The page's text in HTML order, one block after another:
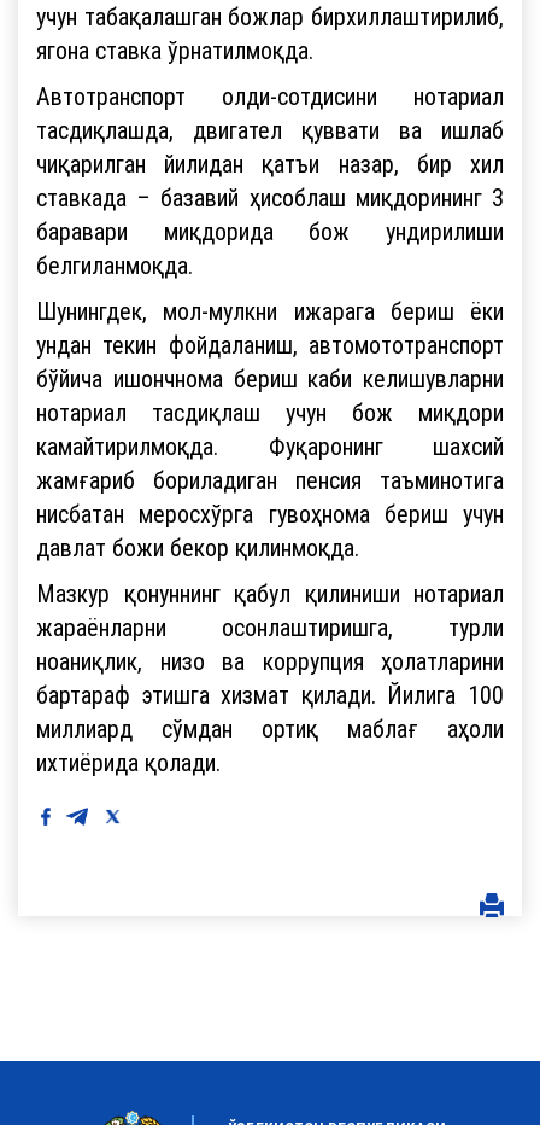
учун табақалашган божлар бирхиллаштирилиб,
ягона ставка ўрнатилмоқда.
Автотранспорт олди-сотдисини нотариал
тасдиқлашда, двигател қуввати ва ишлаб
чиқарилган йилидан қатъи назар, бир хил
ставкада – базавий ҳисоблаш миқдорининг 3
баравари миқдорида бож ундирилиши
белгиланмоқда.
Шунингдек, мол-мулкни ижарага бериш ёки
ундан текин фойдаланиш, автомототранспорт
бўйича ишончнома бериш каби келишувларни
нотариал тасдиқлаш учун бож миқдори
камайтирилмоқда. Фуқаронинг шахсий
жамғариб бориладиган пенсия таъминотига
нисбатан меросхўрга гувоҳнома бериш учун
давлат божи бекор қилинмоқда.
Мазкур қонуннинг қабул қилиниши нотариал
жараёнларни осонлаштиришга, турли
ноаниқлик, низо ва коррупция ҳолатларини
бартараф этишга хизмат қилади. Йилига 100
миллиард сўмдан ортиқ маблағ аҳоли
ихтиёрида қолади.